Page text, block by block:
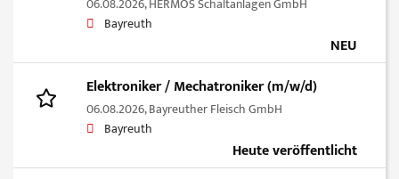
06.08.2026,HERMOS Schaltanlagen GmbH
Bayreuth
NEU
Elektroniker / Mechatroniker (m/w/d)
06.08.2026,Bayreuther Fleisch GmbH
Bayreuth
Heute veröffentlicht